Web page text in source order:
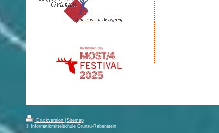
Druckversion
Sitemap
© Informatikmittelschule Grünau-Rabenstein